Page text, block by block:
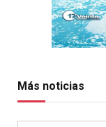
Más noticias